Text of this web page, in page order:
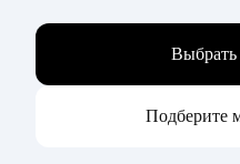
Выбрать
Подберите